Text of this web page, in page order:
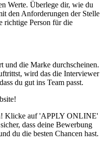
Werte. Überlege dir, wie du
den Anforderungen der Stelle
richtige Person für die
und die Marke durchscheinen.
wird das die Interviewer
du gut ins Team passt.
Klicke auf 'APPLY ONLINE'
dass deine Bewerbung
du die besten Chancen hast.